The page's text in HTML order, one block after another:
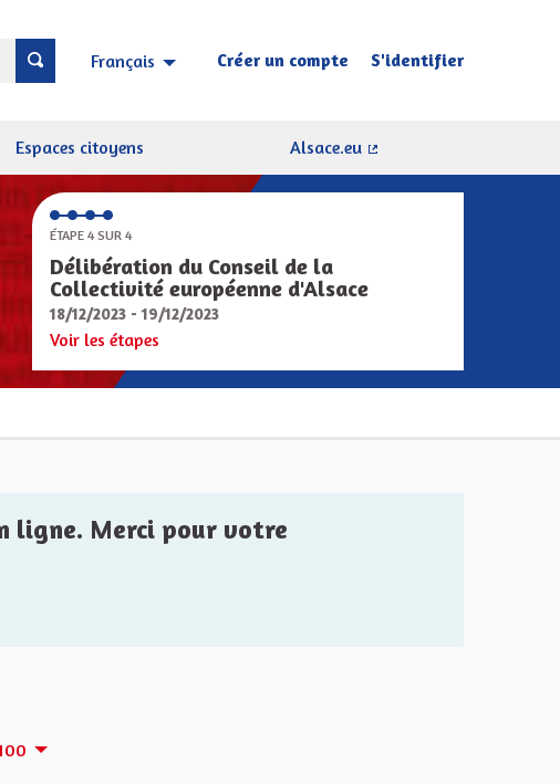
Français Choisir la langue Sprache wählen
Créer un compte S'identifier
Espaces citoyens
Alsace.eu
ÉTAPE 4 SUR 4
Délibération du Conseil de la
Collectivité européenne d'Alsace
18/12/2023 - 19/12/2023
Voir les étapes
ligne. Merci pour votre